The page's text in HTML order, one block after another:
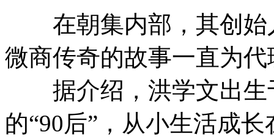
在朝集内部，其创始
微商传奇的故事一直为
据介绍，洪学文出生
的“90后”，从小生活成